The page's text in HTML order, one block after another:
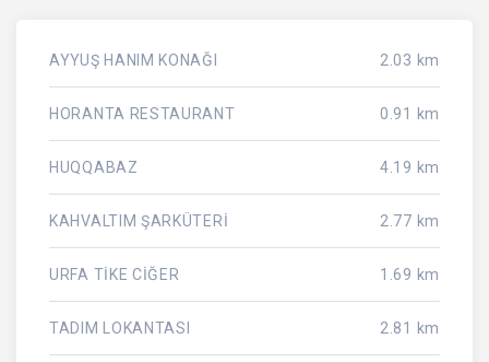
AYYUŞ HANIM KONAĞI 2.03 km
HORANTA RESTAURANT 0.91 km
HUQQABAZ 4.19 km
KAHVALTIM ŞARKÜTERİ 2.77 km
URFA TİKE CİĞER 1.69 km
TADIM LOKANTASI 2.81 km